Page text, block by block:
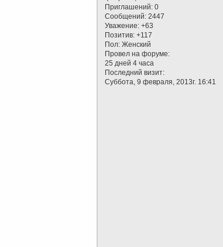
Приглашений: 0
Сообщений: 2447
Уважение: +63
Позитив: +117
Пол: Женский
Провел на форуме:
25 дней 4 часа
Последний визит:
Суббота, 9 февраля, 2013г. 16:41